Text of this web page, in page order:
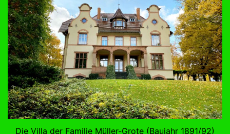
Die Villa der Familie Müller-Grote (Baujahr 1891/92)